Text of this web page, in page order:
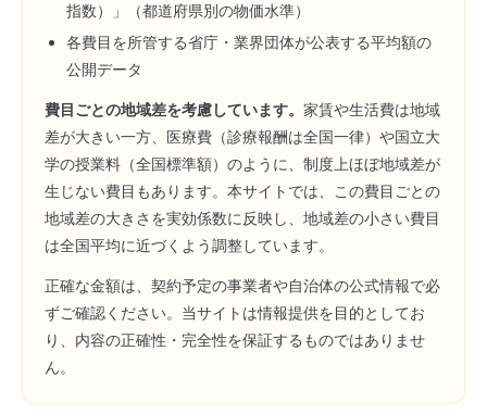
指数）」（都道府県別の物価水準）
各費目を所管する省庁・業界団体が公表する平均額の
公開データ
費目ごとの地域差を考慮しています。 家賃や生活費は地域
差が大きい一方、医療費（診療報酬は全国一律）や国立大
学の授業料（全国標準額）のように、制度上ほぼ地域差が
生じない費目もあります。本サイトでは、この費目ごとの
地域差の大きさを実効係数に反映し、地域差の小さい費目
は全国平均に近づくよう調整しています。
正確な金額は、契約予定の事業者や自治体の公式情報で必
ずご確認ください。当サイトは情報提供を目的としてお
り、内容の正確性・完全性を保証するものではありませ
ん。